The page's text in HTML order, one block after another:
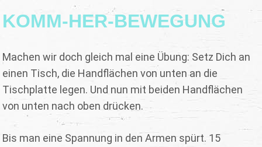
KOMM-HER-BEWEGUNG
Machen wir doch gleich mal eine Übung: Setz Dich an
einen Tisch, die Handflächen von unten an die
Tischplatte legen. Und nun mit beiden Handflächen
von unten nach oben drücken.
Bis man eine Spannung in den Armen spürt. 15